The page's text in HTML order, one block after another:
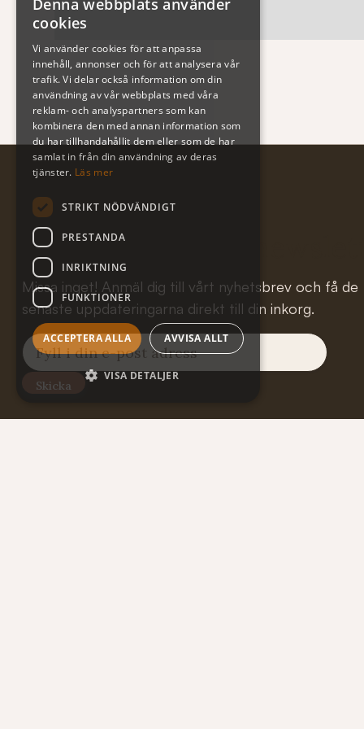
Subscribe to our
Missa inget! Anmäl dig till vårt nyhetsbrev och få de
senaste uppdateringarna direkt till din inkorg.
Denna webbplats använder
cookies
Vi använder cookies för att anpassa
innehåll, annonser och för att analysera vår
trafik. Vi delar också information om din
användning av vår webbplats med våra
reklam- och analyspartners som kan
kombinera den med annan information som
du har tillhandahållit dem eller som de har
samlat in från din användning av deras
tjänster. Läs mer
STRIKT NÖDVÄNDIGT
PRESTANDA
INRIKTNING
FUNKTIONER
ACCEPTERA ALLA AVVISA ALLT
VISA DETALJER